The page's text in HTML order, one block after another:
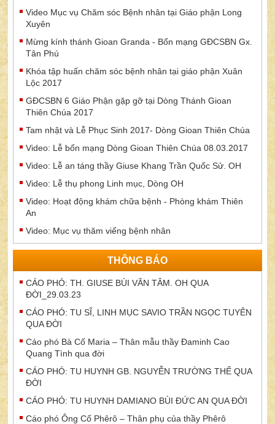
Video Mục vụ Chăm sóc Bệnh nhân tại Giáo phận Long
Xuyên
Mừng kính thánh Gioan Granda - Bổn mạng GĐCSBN Gx.
Tân Phú
Khóa tập huấn chăm sóc bệnh nhân tại giáo phận Xuân
Lộc 2017
GĐCSBN 6 Giáo Phận gặp gỡ tại Dòng Thánh Gioan
Thiên Chúa 2017
Tam nhật và Lễ Phục Sinh 2017- Dòng Gioan Thiên Chúa
Video: Lễ bổn mạng Dòng Gioan Thiên Chúa 08.03.2017
Video: Lễ an táng thầy Giuse Khang Trần Quốc Sử. OH
Video: Lễ thụ phong Linh mục, Dòng OH
Video: Hoạt động khám chữa bệnh - Phòng khám Thiên
An
Video: Mục vụ thăm viếng bệnh nhân
THÔNG BÁO
CÁO PHÓ: TH. GIUSE BÙI VĂN TÂM. OH QUA
ĐỜI_29.03.23
CÁO PHÓ: TU SĨ, LINH MỤC SAVIO TRẦN NGỌC TUYÊN
QUA ĐỜI
Cáo phó Bà Cố Maria – Thân mẫu thầy Đaminh Cao
Quang Tình qua đời
CÁO PHÓ: TU HUYNH GB. NGUYỄN TRƯỜNG THẾ QUA
ĐỜI
CÁO PHÓ: TU HUYNH DAMIANO BÙI ĐỨC AN QUA ĐỜI
Cáo phó Ông Cố Phêrô – Thân phụ của thầy Phêrô